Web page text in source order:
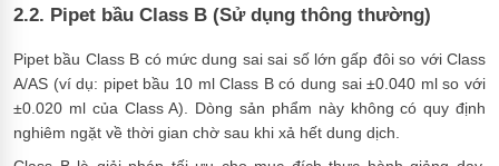
2.2. Pipet bầu Class B (Sử dụng thông thường)
Pipet bầu Class B có mức dung sai sai số lớn gấp đôi so với Class
A/AS (ví dụ: pipet bầu 10 ml Class B có dung sai ±0.040 ml so với
±0.020 ml của Class A). Dòng sản phẩm này không có quy định
nghiêm ngặt về thời gian chờ sau khi xả hết dung dịch.